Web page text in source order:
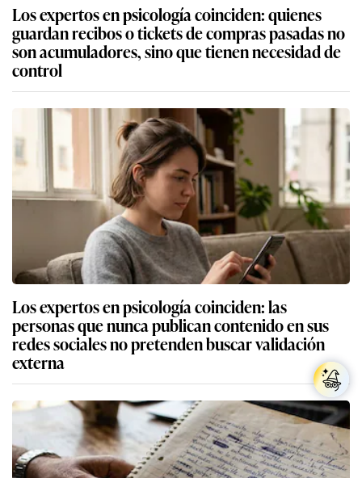
Los expertos en psicología coinciden: quienes
guardan recibos o tickets de compras pasadas no
son acumuladores, sino que tienen necesidad de
control
Los expertos en psicología coinciden: las
personas que nunca publican contenido en sus
redes sociales no pretenden buscar validación
externa